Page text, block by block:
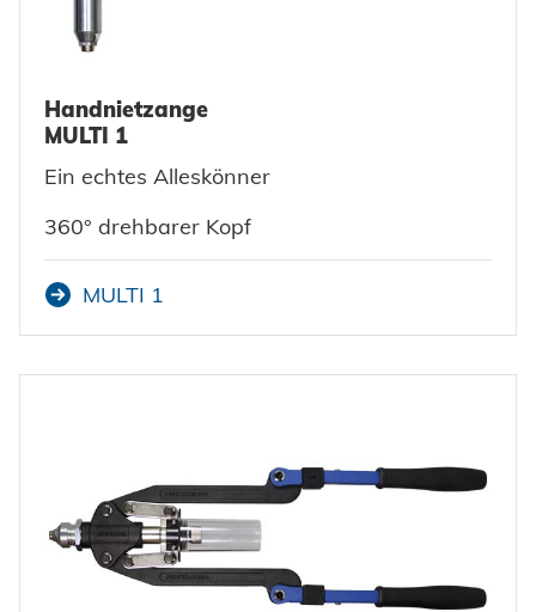
Handnietzange
MULTI 1
Ein echtes Alleskönner
360° drehbarer Kopf
MULTI 1